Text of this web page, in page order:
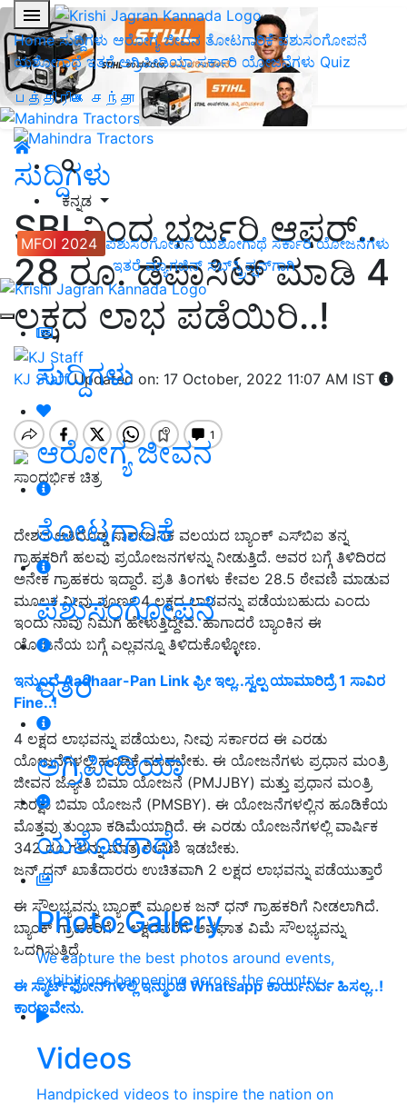
Home ಸುದ್ದಿಗಳು ಆರೋಗ್ಯ ಜೀವನ ತೋಟಗಾರಿಕೆಪಶುಸಂಗೋಪನೆ
ಯಶೋಗಾಥೆ ಇತರೆ ಅಗ್ರಿಪೀಡಿಯಾ ಸರ್ಕಾರಿ ಯೋಜನೆಗಳು Quiz
பத்திரிகை சந்தா
ಕನ್ನಡ
MFOI 2024 ಪಶುಸಂಗೋಪನೆ ಯಶೋಗಾಥೆ ಸರ್ಕಾರಿ ಯೋಜನೆಗಳು
ಇತರೆ ಮ್ಯಾಗಜಿನ್‌ ಸಬ್‌ಸ್ಕ್ರಿಪ್ಷನ್‌ಗಾಗಿ
ಸುದ್ದಿಗಳು
ಆರೋಗ್ಯ ಜೀವನ
ತೋಟಗಾರಿಕೆ
ಪಶುಸಂಗೋಪನೆ
ಇತರೆ
ಅಗ್ರಿಪೀಡಿಯಾ
ಯಶೋಗಾಥೆ
Photo Gallery
We capture the best photos around events,
exhibitions happening across the country
Videos
Handpicked videos to inspire the nation on
ಸುದ್ದಿಗಳು
SBI ನಿಂದ ಭರ್ಜರಿ ಆಫರ್..
28 ರೂ. ಡೆಪಾಸಿಟ್ ಮಾಡಿ 4
ಲಕ್ಷದ ಲಾಭ ಪಡೆಯಿರಿ..!
KJ StaffUpdated on: 17 October, 2022 11:07 AM IST
ಸಾಂದರ್ಭಿಕ ಚಿತ್ರ
ದೇಶದ ಅತಿದೊಡ್ಡ ಸಾರ್ವಜನಿಕ ವಲಯದ ಬ್ಯಾಂಕ್ ಎಸ್‌ಬಿಐ ತನ್ನ
ಗ್ರಾಹಕರಿಗೆ ಹಲವು ಪ್ರಯೋಜನಗಳನ್ನು ನೀಡುತ್ತಿದೆ. ಅವರ ಬಗ್ಗೆ ತಿಳಿದಿರದ
ಅನೇಕ ಗ್ರಾಹಕರು ಇದ್ದಾರೆ. ಪ್ರತಿ ತಿಂಗಳು ಕೇವಲ 28.5 ಠೇವಣಿ ಮಾಡುವ
ಮೂಲಕ ನೀವು ಪೂರ್ಣ 4 ಲಕ್ಷದ ಲಾಭವನ್ನು ಪಡೆಯಬಹುದು ಎಂದು
ಇಂದು ನಾವು ನಿಮಗೆ ಹೇಳುತ್ತಿದ್ದೇವೆ. ಹಾಗಾದರೆ ಬ್ಯಾಂಕಿನ ಈ
ಯೋಜನೆಯ ಬಗ್ಗೆ ಎಲ್ಲವನ್ನೂ ತಿಳಿದುಕೊಳ್ಳೋಣ.
ಇನ್ಮುಂದೆ Aadhaar-Pan Link ಫ್ರೀ ಇಲ್ಲ..ಸ್ವಲ್ಪ ಯಾಮಾರಿದ್ರೆ 1 ಸಾವಿರ
Fine..!
4 ಲಕ್ಷದ ಲಾಭವನ್ನು ಪಡೆಯಲು, ನೀವು ಸರ್ಕಾರದ ಈ ಎರಡು
ಯೋಜನೆಗಳಲ್ಲಿ ಹೂಡಿಕೆ ಮಾಡಬೇಕು. ಈ ಯೋಜನೆಗಳು ಪ್ರಧಾನ ಮಂತ್ರಿ
ಜೀವನ ಜ್ಯೋತಿ ಬಿಮಾ ಯೋಜನೆ (PMJJBY) ಮತ್ತು ಪ್ರಧಾನ ಮಂತ್ರಿ
ಸುರಕ್ಷಾ ಬಿಮಾ ಯೋಜನೆ (PMSBY). ಈ ಯೋಜನೆಗಳಲ್ಲಿನ ಹೂಡಿಕೆಯ
ಮೊತ್ತವು ತುಂಬಾ ಕಡಿಮೆಯಾಗಿದೆ. ಈ ಎರಡು ಯೋಜನೆಗಳಲ್ಲಿ ವಾರ್ಷಿಕ
342 ರೂ.ಗಳನ್ನು ಮಾತ್ರ ಠೇವಣಿ ಇಡಬೇಕು.
ಜನ್ ಧನ್ ಖಾತೆದಾರರು ಉಚಿತವಾಗಿ 2 ಲಕ್ಷದ ಲಾಭವನ್ನು ಪಡೆಯುತ್ತಾರೆ
ಈ ಸೌಲಭ್ಯವನ್ನು ಬ್ಯಾಂಕ್ ಮೂಲಕ ಜನ್ ಧನ್ ಗ್ರಾಹಕರಿಗೆ ನೀಡಲಾಗಿದೆ.
ಬ್ಯಾಂಕ್ ಗ್ರಾಹಕರಿಗೆ 2 ಲಕ್ಷದವರೆಗೆ ಅಪಘಾತ ವಿಮೆ ಸೌಲಭ್ಯವನ್ನು
ಒದಗಿಸುತ್ತಿದೆ.
ಈ ಸ್ಮಾರ್ಟ್‌ಫೋನ್‌ಗಳಲ್ಲಿ ಇನ್ಮುಂದೆ Whatsapp ಕಾರ್ಯನಿರ್ವ ಹಿಸಲ್ಲ..!
ಕಾರಣವೇನು.